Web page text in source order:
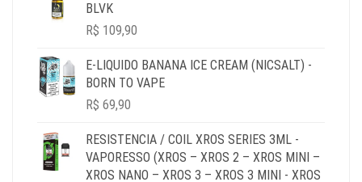
BLVK
R$ 109,90
E-LIQUIDO BANANA ICE CREAM (NICSALT) -
BORN TO VAPE
R$ 69,90
RESISTENCIA / COIL XROS SERIES 3ML -
VAPORESSO (XROS – XROS 2 – XROS MINI –
XROS NANO – XROS 3 – XROS 3 MINI - XROS